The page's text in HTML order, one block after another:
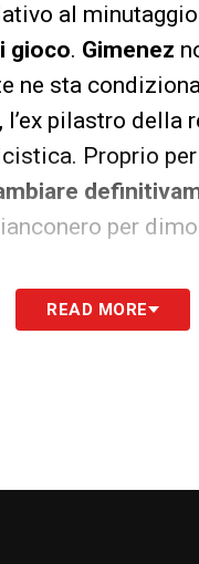
al
gioco. Gimenez
ne sta
, l’ex pilastro della
Proprio
per
READ MORE